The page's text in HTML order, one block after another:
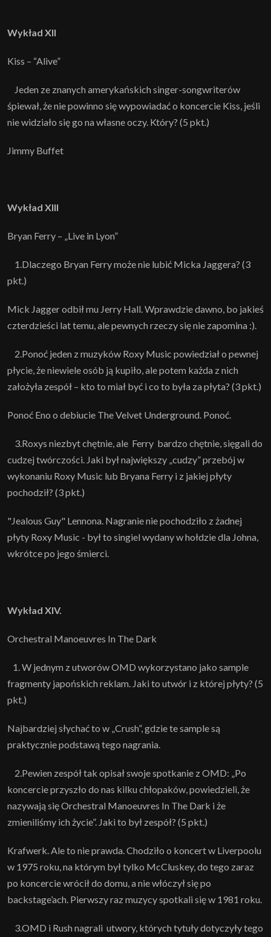
Wykład XII
Kiss – “Alive”
Jeden ze znanych amerykańskich singer-songwriterów
śpiewał, że nie powinno się wypowiadać o koncercie Kiss, jeśli
nie widziało się go na własne oczy. Który? (5 pkt.)
Jimmy Buffet
Wykład XIII
Bryan Ferry – „Live in Lyon”
1.Dlaczego Bryan Ferry może nie lubić Micka Jaggera? (3
pkt.)
Mick Jagger odbił mu Jerry Hall. Wprawdzie dawno, bo jakieś
czterdzieści lat temu, ale pewnych rzeczy się nie zapomina :).
2.Ponoć jeden z muzyków Roxy Music powiedział o pewnej
płycie, że niewiele osób ją kupiło, ale potem każda z nich
założyła zespół – kto to miał być i co to była za płyta? (3 pkt.)
Ponoć Eno o debiucie The Velvet Underground. Ponoć.
3.Roxys niezbyt chętnie, ale Ferry bardzo chętnie, sięgali do
cudzej twórczości. Jaki był największy „cudzy” przebój w
wykonaniu Roxy Music lub Bryana Ferry i z jakiej płyty
pochodził? (3 pkt.)
"Jealous Guy" Lennona. Nagranie nie pochodziło z żadnej
płyty Roxy Music - był to singiel wydany w hołdzie dla Johna,
wkrótce po jego śmierci.
Wykład XIV.
Orchestral Manoeuvres In The Dark
1. W jednym z utworów OMD wykorzystano jako sample
fragmenty japońskich reklam. Jaki to utwór i z której płyty? (5
pkt.)
Najbardziej słychać to w „Crush”, gdzie te sample są
praktycznie podstawą tego nagrania.
2.Pewien zespół tak opisał swoje spotkanie z OMD: „Po
koncercie przyszło do nas kilku chłopaków, powiedzieli, że
nazywają się Orchestral Manoeuvres In The Dark i że
zmieniliśmy ich życie”. Jaki to był zespół? (5 pkt.)
Krafwerk. Ale to nie prawda. Chodziło o koncert w Liverpoolu
w 1975 roku, na którym był tylko McCluskey, do tego zaraz
po koncercie wrócił do domu, a nie włóczył się po
backstage’ach. Pierwszy raz muzycy spotkali się w 1981 roku.
3.OMD i Rush nagrali utwory, których tytuły dotyczyły tego